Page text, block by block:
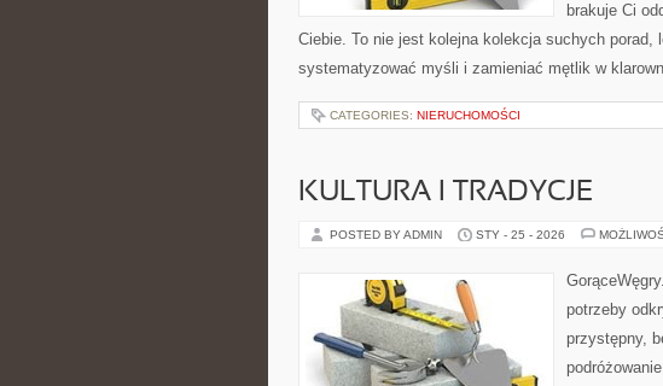
brakuje Ci
Ciebie. To nie jest kolejna kolekcja suchych porad,
systematyzować myśli i zamieniać mętlik w
CATEGORIES: NIERUCHOMOŚCI
KULTURA I TRADYCJE
POSTED BY ADMIN STY - 25 - 2026
potrzeby
przystępny,